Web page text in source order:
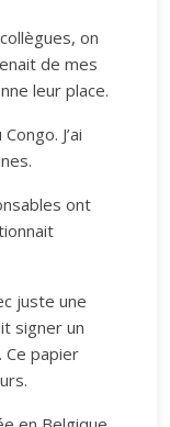
on
de mes
leur place.
J’ai
ont
juste une
signer un
Ce papier